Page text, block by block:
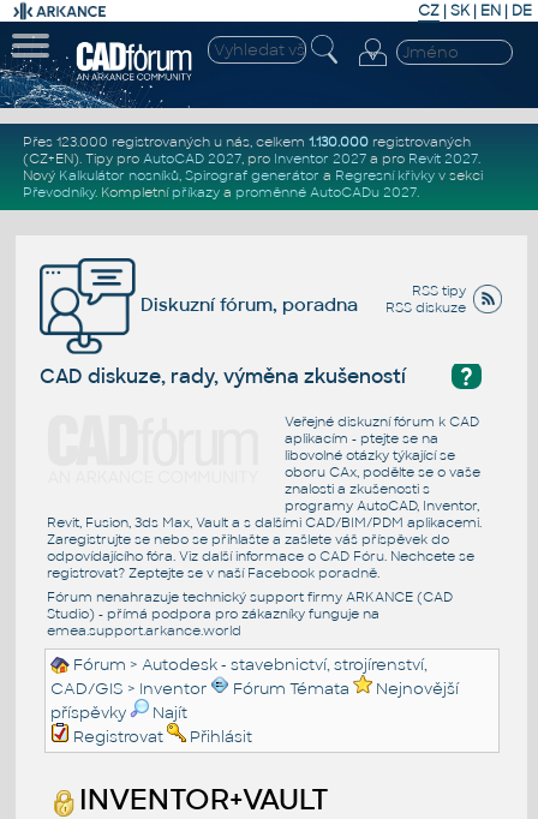
CZ | SK| EN | DE
Přes 123.000 registrovaných u nás, celkem 1.130.000registrovaných
(CZ+EN). Tipy pro AutoCAD 2027, pro Inventor 2027a pro Revit 2027.
Nový Kalkulátor nosníků, Spirograf generátor a Regresní křivkyv sekci
Převodníky. Kompletní příkazya proměnné AutoCADu 2027.
RSS tipy
RSS diskuze
Diskuzní fórum, poradna
?
CAD diskuze, rady, výměna zkušeností
Veřejné diskuzní fórum k CAD
aplikacím - ptejte se na
libovolné otázky týkající se
oboru CAx, podělte se o vaše
znalosti a zkušenosti s
programy AutoCAD, Inventor,
Revit, Fusion, 3ds Max, Vault a s dalšími CAD/BIM/PDM aplikacemi.
Zaregistrujte se nebo se přihlašte a zašlete váš příspěvek do
odpovídajícího fóra. Viz další informace o CAD Fóru. Nechcete se
registrovat? Zeptejte se v naší Facebook poradně.
Fórum nenahrazuje technický support firmy ARKANCE (CAD
Studio) - přímá podpora pro zákazníky funguje na
emea.support.arkance.world
Fórum >Autodesk - stavebnictví, strojírenství,
CAD/GIS > Inventor Fórum Témata
Nejnovější
příspěvky
Najít
Registrovat
Přihlásit
INVENTOR+VAULT